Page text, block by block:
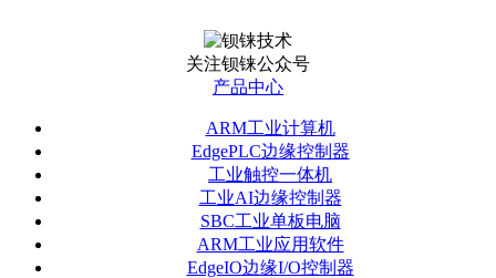
关注钡铼公众号
产品中心
ARM工业计算机
EdgePLC边缘控制器
工业触控一体机
工业AI边缘控制器
SBC工业单板电脑
ARM工业应用软件
EdgeIO边缘I/O控制器